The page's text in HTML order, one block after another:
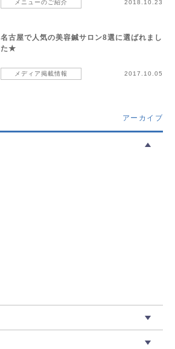
メニューのご紹介 2018.10.23
名古屋で人気の美容鍼サロン8選に選ばれまし
た★
メディア掲載情報 2017.10.05
アーカイブ